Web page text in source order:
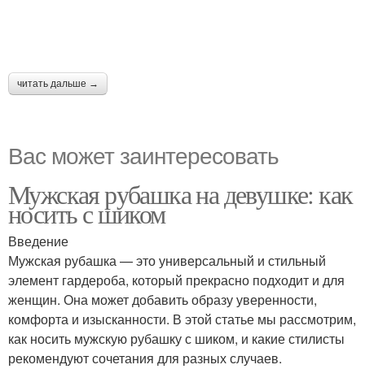
читать дальше →
Вас может заинтересовать
Мужская рубашка на девушке: как
носить с шиком
Введение
Мужская рубашка — это универсальный и стильный
элемент гардероба, который прекрасно подходит и для
женщин. Она может добавить образу уверенности,
комфорта и изысканности. В этой статье мы рассмотрим,
как носить мужскую рубашку с шиком, и какие стилисты
рекомендуют сочетания для разных случаев.